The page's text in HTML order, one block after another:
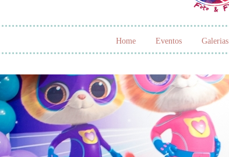
Home Eventos Galerias